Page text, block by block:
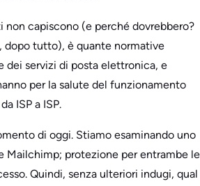
capiscono (e perché dovrebbero?
dopo tutto), è quante normative
dei servizi di posta elettronica, e
per la salute del funzionamento
ISP a ISP.
di oggi. Stiamo esaminando uno
Mailchimp; protezione per entrambe le
Quindi, senza ulteriori indugi, qual